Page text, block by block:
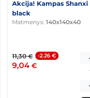
Akcija! Kampas Shanxi
black
Matmenys: 140x140x40
11,30€ -2.26 €
9,04 €